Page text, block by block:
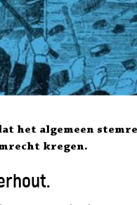
het algemeen
kregen.